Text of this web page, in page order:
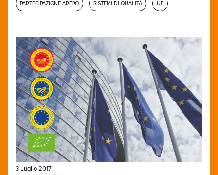
PARTECIPAZIONE AREPO SISTEMI DI QUALITÀ UE
3 Luglio 2017